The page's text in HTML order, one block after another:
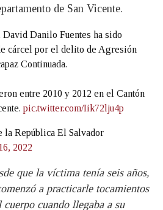
de San Vicente.
David Danilo Fuentes ha sido
cárcel por el delito de Agresión
Continuada.
entre 2010 y 2012 en el Cantón
pic.twitter.com/Iik72lju4p
República El Salvador
2022
que la víctima tenía seis años,
a practicarle tocamientos
cuando llegaba a su